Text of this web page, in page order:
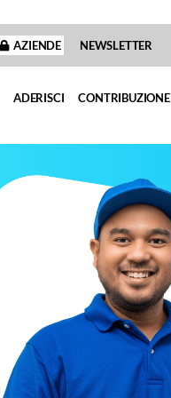
AZIENDE NEWSLETTER
ADERISCI CONTRIBUZIONE